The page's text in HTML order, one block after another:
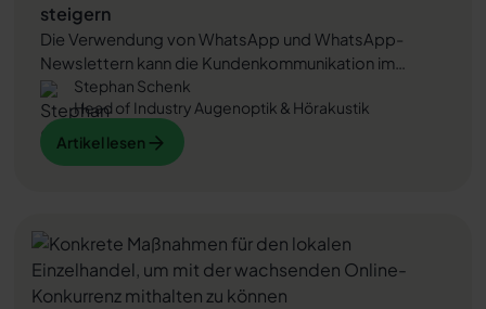
steigern
Die Verwendung von WhatsApp und WhatsApp-
Newslettern kann die Kundenkommunikation im
Einzelhandel, insbesondere bei Optikern und
Akustikern, verbessern. Dies führt nicht nur zu weniger
Arbeitsaufwand bei der Bearbeitung von
Kundenanfragen und zu einer höheren
funktionieren kann.
Artikel lesen
Artikel lesen
Stephan Schenk
Head of Industry Augenoptik & Hörakustik